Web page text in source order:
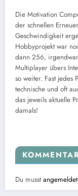
Die Motivation
der schnellen
Geschwindigkeit
Hobbyprojekt war
dann 256,
Multiplayer übers
so weiter. Fast jedes
technische und oft
das jeweils aktuelle
damals!
Du musstangemeldet